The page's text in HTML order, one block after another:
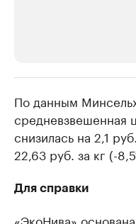
Делитесь
Управляйте страницей
бренды спикеров бизнеса
По данным
средневзвешенная
снизилась на 2,1
22,63 руб. за кг (-
Для справки
«ЭкоНива»